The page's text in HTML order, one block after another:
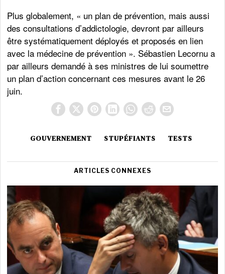
Plus globalement, « un plan de prévention, mais aussi
des consultations d’addictologie, devront par ailleurs
être systématiquement déployés et proposés en lien
avec la médecine de prévention ». Sébastien Lecornu a
par ailleurs demandé à ses ministres de lui soumettre
un plan d’action concernant ces mesures avant le 26
juin.
GOUVERNEMENT STUPÉFIANTS TESTS
ARTICLES CONNEXES